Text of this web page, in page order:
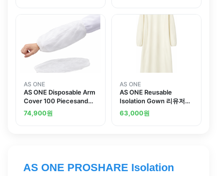
AS ONE
AS ONE Disposable Arm
Cover 100 Piecesand
others
74,900원
AS ONE
AS ONE Reusable
Isolation Gown 리유저블
아이솔레이션 가운
63,000원
AS ONE PROSHARE Isolation